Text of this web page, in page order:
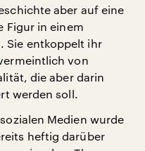
aber auf eine
Figur in einem
Sie entkoppelt ihr
von
die aber darin
werden soll.
Medien wurde
heftig darüber